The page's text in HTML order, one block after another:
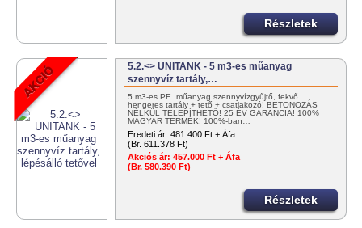
Részletek
5.2.<> UNITANK - 5 m3-es műanyag
szennyvíz tartály,…
5 m3-es PE. műanyag szennyvízgyűjtő, fekvő
hengeres tartály + tető + csatlakozó! BETONOZÁS
NÉLKÜL TELEPÍTHETŐ! 25 ÉV GARANCIA! 100%
MAGYAR TERMÉK! 100%-ban…
Eredeti ár: 481.400 Ft + Áfa
(Br. 611.378 Ft)
Akciós ár: 457.000 Ft + Áfa
(Br. 580.390 Ft)
Részletek